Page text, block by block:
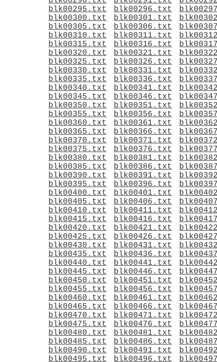
blk00295.txt
blk00296.txt
blk00300.txt
blk00301.txt
blk00305.txt
blk00306.txt
blk00310.txt
blk00311.txt
blk00315.txt
blk00316.txt
blk00320.txt
blk00321.txt
blk00325.txt
blk00326.txt
blk00330.txt
blk00331.txt
blk00335.txt
blk00336.txt
blk00340.txt
blk00341.txt
blk00345.txt
blk00346.txt
blk00350.txt
blk00351.txt
blk00355.txt
blk00356.txt
blk00360.txt
blk00361.txt
blk00365.txt
blk00366.txt
blk00370.txt
blk00371.txt
blk00375.txt
blk00376.txt
blk00380.txt
blk00381.txt
blk00385.txt
blk00386.txt
blk00390.txt
blk00391.txt
blk00395.txt
blk00396.txt
blk00400.txt
blk00401.txt
blk00405.txt
blk00406.txt
blk00410.txt
blk00411.txt
blk00415.txt
blk00416.txt
blk00420.txt
blk00421.txt
blk00425.txt
blk00426.txt
blk00430.txt
blk00431.txt
blk00435.txt
blk00436.txt
blk00440.txt
blk00441.txt
blk00445.txt
blk00446.txt
blk00450.txt
blk00451.txt
blk00455.txt
blk00456.txt
blk00460.txt
blk00461.txt
blk00465.txt
blk00466.txt
blk00470.txt
blk00471.txt
blk00475.txt
blk00476.txt
blk00480.txt
blk00481.txt
blk00485.txt
blk00486.txt
blk00490.txt
blk00491.txt
blk00495.txt
blk00496.txt